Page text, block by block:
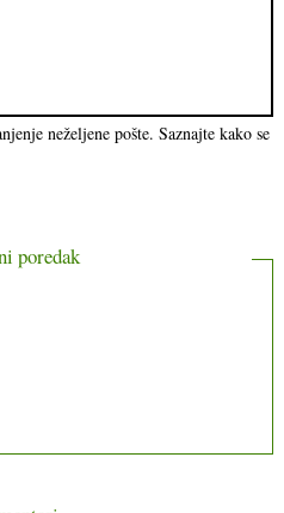
neželjene pošte. Saznajte kako se
poredak